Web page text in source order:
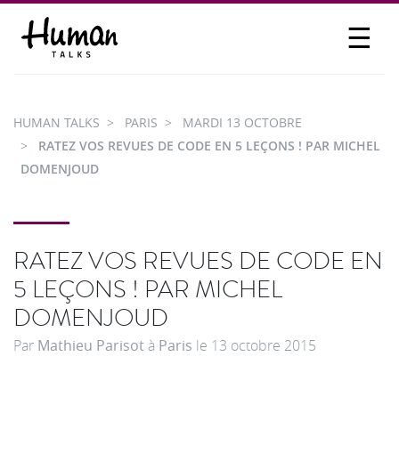
☰
PARTICIPER
HUMAN TALKS PARIS
MARDI 13 OCTOBRE
RATEZ VOS REVUES DE CODE EN 5 LEÇONS ! PAR MICHEL
DOMENJOUD
RATEZ VOS REVUES DE CODE EN
5 LEÇONS ! PAR MICHEL
DOMENJOUD
Par Mathieu Parisot à Paris le 13 octobre 2015